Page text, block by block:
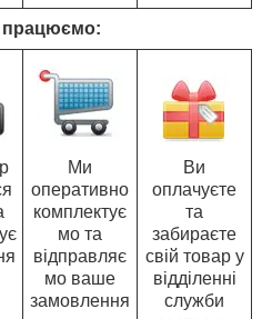
Ми
оперативно
комплектує
мо та
відправляє
мо ваше
замовлення
Ви
оплачуєте
та
забираєте
свій товар у
відділенні
служби